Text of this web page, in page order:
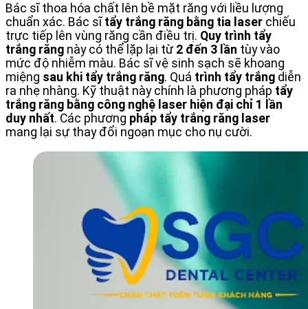
Bác sĩ thoa hóa chất lên bề mặt răng với liều lượng
chuẩn xác. Bác sĩ tẩy trắng răng bằng tia laser chiếu
trực tiếp lên vùng răng cần điều trị. Quy trình tẩy
trắng răng này có thể lặp lại từ 2 đến 3 lần tùy vào
mức độ nhiễm màu. Bác sĩ vệ sinh sạch sẽ khoang
miệng sau khi tẩy trắng răng. Quá trình tẩy trắng diễn
ra nhẹ nhàng. Kỹ thuật này chính là phương pháp tẩy
trắng răng bằng công nghệ laser hiện đại chỉ 1 lần
duy nhất. Các phương pháp tẩy trắng răng laser
mang lại sự thay đổi ngoạn mục cho nụ cười.